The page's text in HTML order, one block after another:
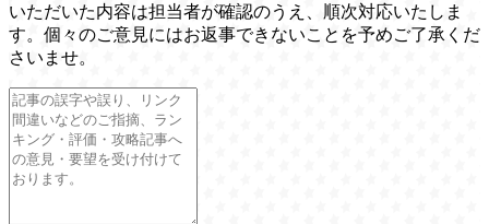
いただいた内容は担当者が確認のうえ、順次対応いたしま
す。個々のご意見にはお返事できないことを予めご了承くだ
さいませ。